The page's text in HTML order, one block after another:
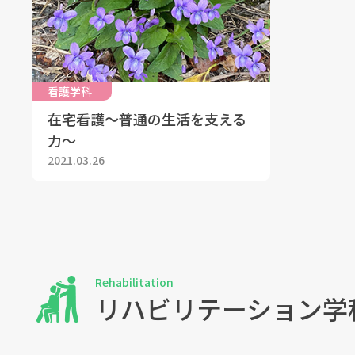
看護学科
在宅看護～普通の生活を支える
力～
2021.03.26
Rehabilitation
リハビリテーション